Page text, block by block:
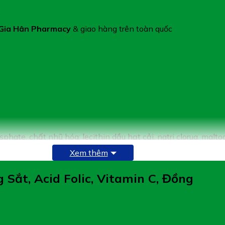
Hân Pharmacy & giao hàng trên toàn quốc
chất nhũ hóa: lecithin dầu hạt cải, natri clorua,
và diglycerides của acid béo, bột talc, polyethylene
Xem thêm
Sắt, Acid Folic, Vitamin C, Đồng